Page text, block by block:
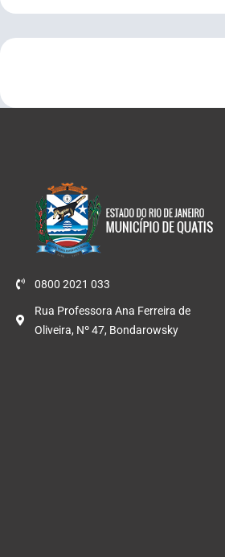
0800 2021 033
Rua Professora Ana Ferreira de
Oliveira, Nº 47, Bondarowsky